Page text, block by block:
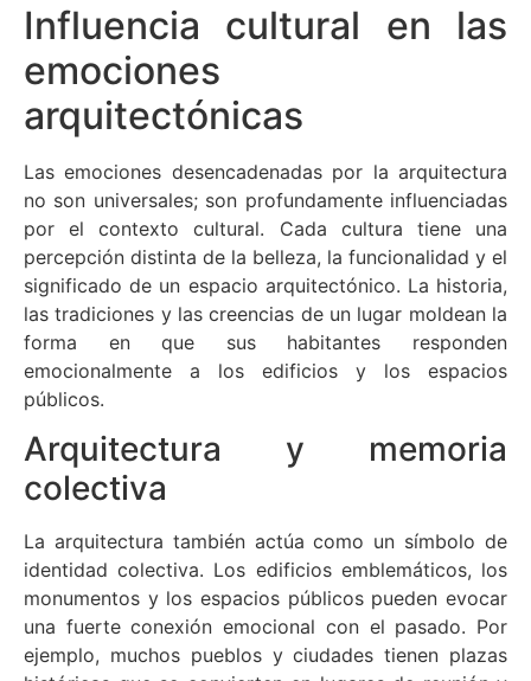
Influencia cultural en las
emociones
arquitectónicas
Las emociones desencadenadas por la arquitectura
no son universales; son profundamente influenciadas
por el contexto cultural. Cada cultura tiene una
percepción distinta de la belleza, la funcionalidad y el
significado de un espacio arquitectónico. La historia,
las tradiciones y las creencias de un lugar moldean la
forma en que sus habitantes responden
emocionalmente a los edificios y los espacios
públicos.
Arquitectura y memoria
colectiva
La arquitectura también actúa como un símbolo de
identidad colectiva. Los edificios emblemáticos, los
monumentos y los espacios públicos pueden evocar
una fuerte conexión emocional con el pasado. Por
ejemplo, muchos pueblos y ciudades tienen plazas